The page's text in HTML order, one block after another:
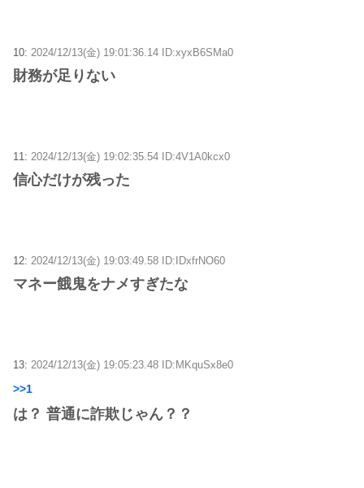
10: 2024/12/13(金) 19:01:36.14 ID:xyxB6SMa0
財務が足りない
11: 2024/12/13(金) 19:02:35.54 ID:4V1A0kcx0
信心だけが残った
12: 2024/12/13(金) 19:03:49.58 ID:IDxfrNO60
マネー餓鬼をナメすぎたな
13: 2024/12/13(金) 19:05:23.48 ID:MKquSx8e0
>>1
は？ 普通に詐欺じゃん？？